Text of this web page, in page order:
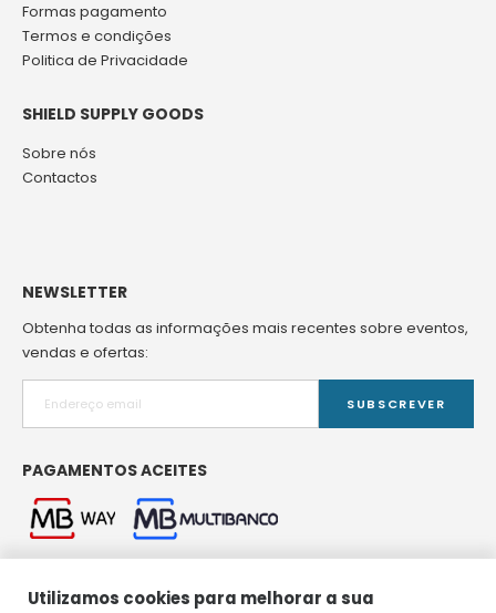
Utilizamos cookies para melhorar a sua
Formas pagamento
Termos e condições
Politica de Privacidade
SHIELD SUPPLY GOODS
Sobre nós
Contactos
NEWSLETTER
Obtenha todas as informações mais recentes sobre eventos,
vendas e ofertas:
SUBSCREVER
PAGAMENTOS ACEITES